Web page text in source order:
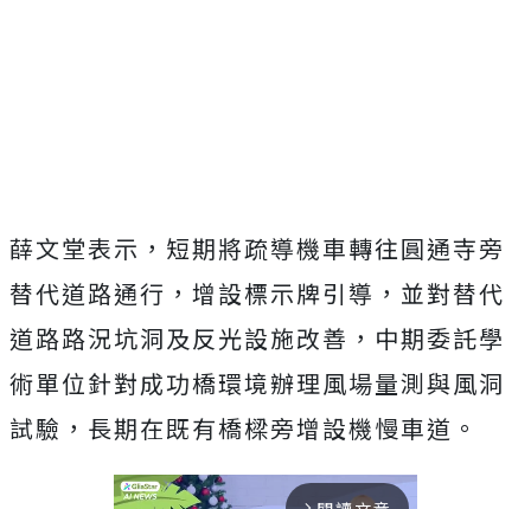
薛文堂表示，短期將疏導機車轉往圓通寺旁
替代道路通行，增設標示牌引導，並對替代
道路路況坑洞及反光設施改善，中期委託學
術單位針對成功橋環境辦理風場量測與風洞
試驗，長期在既有橋樑旁增設機慢車道。